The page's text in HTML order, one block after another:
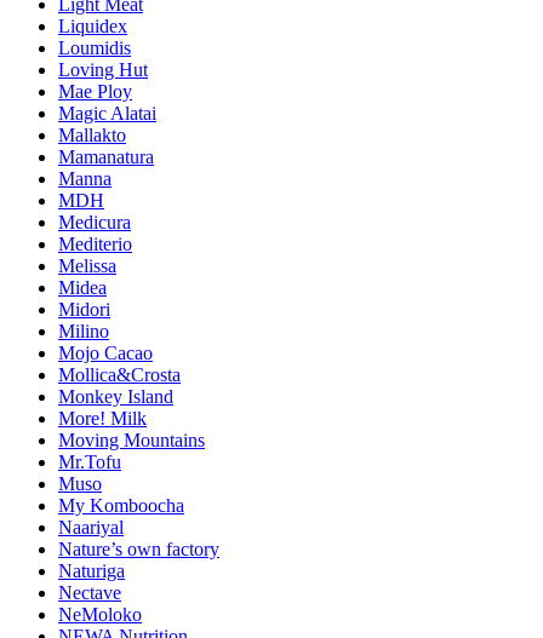
Light Meat
Liquidex
Loumidis
Loving Hut
Mae Ploy
Magic Alatai
Mallakto
Mamanatura
Manna
MDH
Medicura
Mediterio
Melissa
Midea
Midori
Milino
Mojo Cacao
Mollica&Crosta
Monkey Island
More! Milk
Moving Mountains
Mr.Tofu
Muso
My Komboocha
Naariyal
Nature’s own factory
Naturiga
Nectave
NeMoloko